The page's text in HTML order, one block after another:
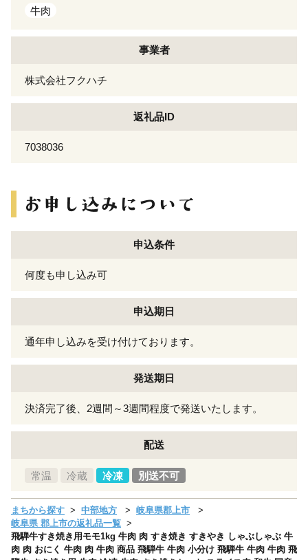
牛肉
事業者
株式会社フクハチ
返礼品ID
7038036
申込条件
何度も申し込み可
申込期日
通年申し込みを受け付けております。
発送期日
決済完了後、2週間～3週間程度で発送いたします。
配送
常温 冷蔵 冷凍 別送不可
まちから探す 中部地方
岐阜県郡上市
岐阜県 郡上市の返礼品一覧
飛騨牛すき焼き用モモ1kg 牛肉 肉 すき焼き すきやき しゃぶしゃぶ 牛
肉 肉 おにく 牛肉 肉 牛肉 商品 飛騨牛 牛肉 小分け 飛騨牛 牛肉 牛肉 飛